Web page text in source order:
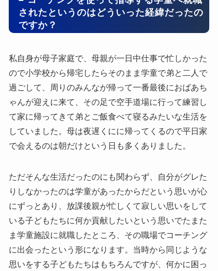
されたというのはどういった経緯だったの
ですか？
私自身が母子家庭で、母親が一日中仕事で忙しかった
ので小学校から帰宅したらそのまま学童で弟と二人で
過ごして、周りのみんなが帰って一番最後におばあち
ゃんが迎えに来て、その足で空手道場に行って練習し
て家に帰ってきて弟とご飯食べて寝るみたいな生活を
していました。母は夜遅くにに帰ってくるので平日家
で会えるのは朝だけという日も多くありました。
ただそんな生活だったのにも関わらず、自分がグレた
りしなかったのは学童があったからだという思いが心
にずっとあり、放課後親が忙しくて寂しい思いをして
いる子どもたちに何か貢献したいという思いでたまた
ま学童施設に就職したところ、その職場でコーチング
に出会ったという形になります。当時から同じような
思いをする子どもたちはもちろんですが、何かに困っ